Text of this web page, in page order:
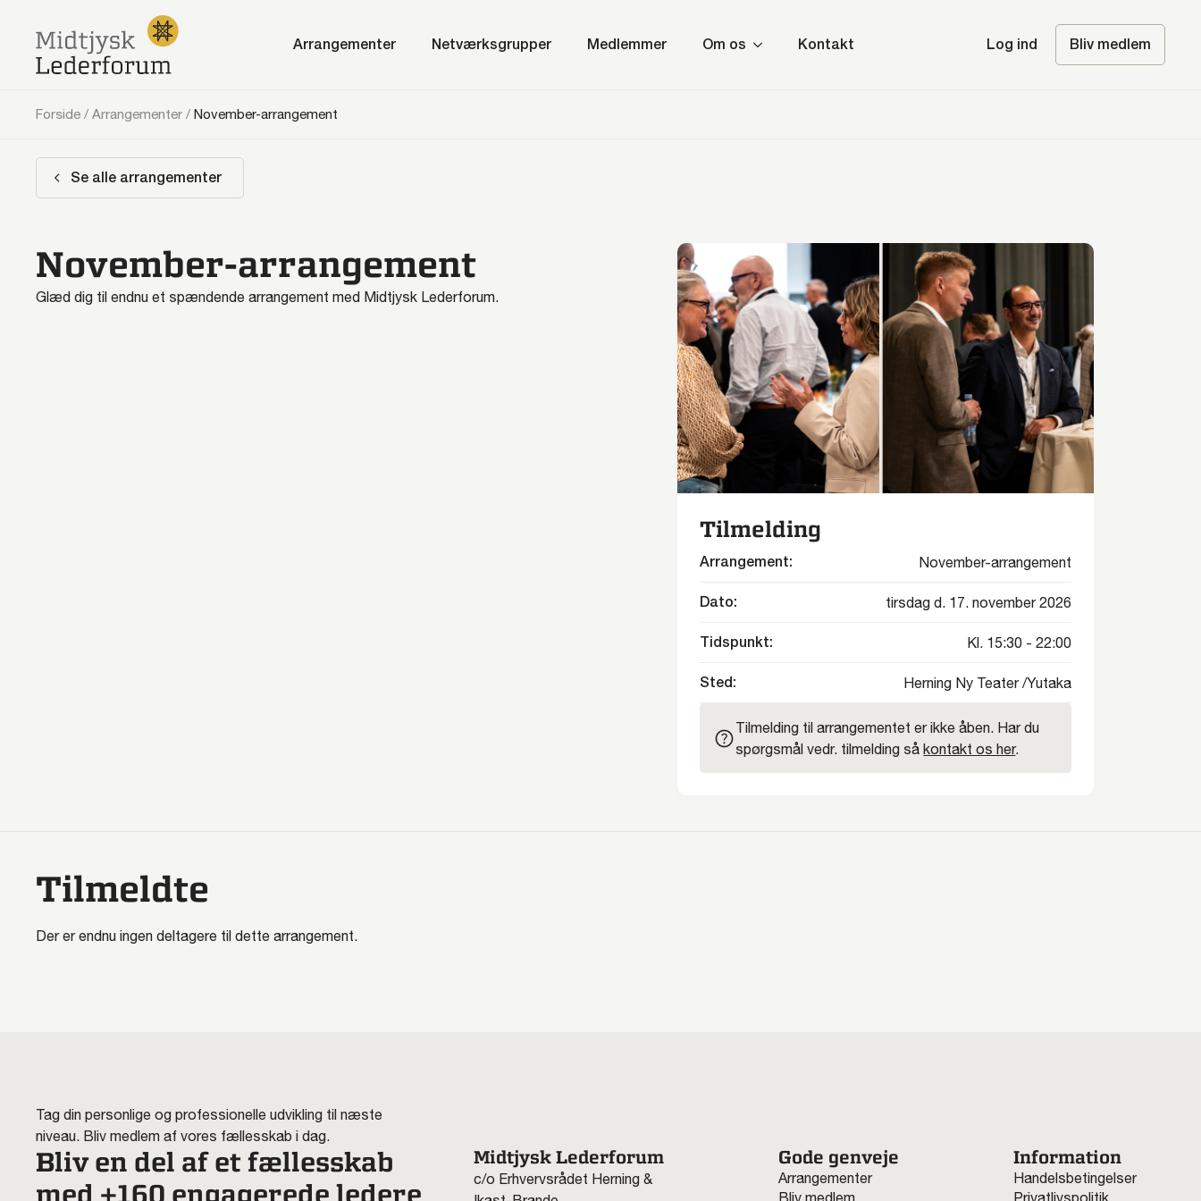
Arrangementer Netværksgrupper Medlemmer Om os Kontakt Log ind Bliv medlem
Forside / Arrangementer / November-arrangement
Se alle arrangementer
November-arrangement
Glæd dig til endnu et spændende arrangement med Midtjysk Lederforum.
Tilmelding
Arrangement: November-arrangement
Dato: tirsdag d. 17. november 2026
Tidspunkt: Kl. 15:30 - 22:00
Sted: Herning Ny Teater /Yutaka
Tilmelding til arrangementet er ikke åben. Har du
spørgsmål vedr. tilmelding såkontakt os her.
Tilmeldte
Der er endnu ingen deltagere til dette arrangement.
Tag din personlige og professionelle udvikling til næste
niveau. Bliv medlem af vores fællesskab i dag.
Bliv en del af et fællesskab
med +160 engagerede ledere
Midtjysk Lederforum
c/o Erhvervsrådet Herning &
Gode genveje
Arrangementer
Bliv medlem
Information
Handelsbetingelser
Privatlivspolitik